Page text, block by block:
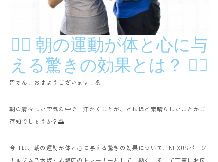
🏋️‍♂️ 朝の運動が体と心に与
える驚きの効果とは？ 🏋️‍♀️
皆さん、おはようございます！💪
朝の清々しい空気の中で一汗かくことが、どれほど素晴らしいことかご
存知でしょうか？🌅
今日は、朝の運動が体と心に与える驚きの効果について、NEXUSパーソ
ナルジム乃木坂・赤坂店のトレーナーとして、熱く、そして丁寧にお伝